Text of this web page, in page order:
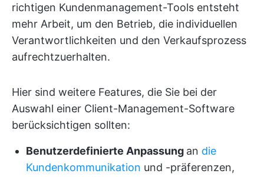
richtigen Kundenmanagement-Tools entsteht
mehr Arbeit, um den Betrieb, die individuellen
Verantwortlichkeiten und den Verkaufsprozess
aufrechtzuerhalten.
Hier sind weitere Features, die Sie bei der
Auswahl einer Client-Management-Software
berücksichtigen sollten:
Benutzerdefinierte Anpassung an die
Kundenkommunikation und -präferenzen,